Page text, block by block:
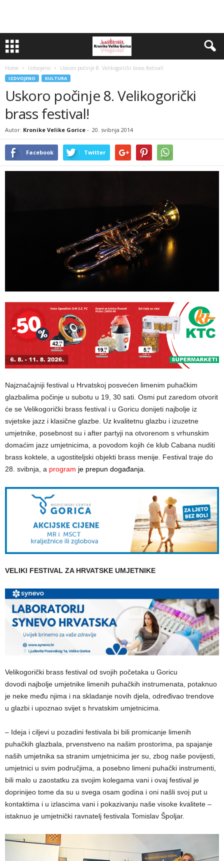
Home Izdvojeno Uskoro počinje 8. Velikogorički brass festival!
IZDVOJENO KULTURA
Uskoro počinje 8. Velikogorički
brass festival!
Autor: Kronike Velike Gorice - 20. svibnja 2014
Facebook Twitter
Najznačajniji festival u Hrvatskoj posvećen limenim puhačkim
glazbalima počinje u subotu u 19, 30 sati. Osmi put zaredom otvorit
će se Velikogorički brass festival i u Goricu donijeti najbolje iz
svjetske jazz i klasične glazbe. Uz kvalitetnu glazbu i izuzetne
umjetnike, posebnost su i after partyji na otvorenom s vrhunskim
domaćim jazz umjetnicima, a povodom kojih će klub Cabana nuditi
brass koktele, a ugostiteljski objekti brass menije. Festival traje do
28. svibnja, a program je prepun događanja.
VELIKI FESTIVAL ZA HRVATSKE UMJETNIKE
Velikogorički brass festival od svojih početaka u Goricu
dovodi najbolje umjetnike limenih puhačkih instrumenata, potaknuo
je neke među njima i na skladanje novih djela, određivao trendove
u glazbi i upoznao svijet s hrvatskim umjetnicima.
– Ideja i ciljevi u pozadini festivala bi bili promicanje limenih
puhačkih glazbala, prvenstveno na našim prostorima, pa spajanje
naših umjetnika sa stranim umjetnicima jer su, zbog naše povijesti,
umjetnici u svim područjima, a posebno limeni puhački instrumenti,
bili malo u zaostatku za svojim kolegama vani i ovaj festival je
doprinijeo tome da su u svega osam godina i oni našli svoj put u
kontaktima i u izlascima vani i pokazivanju naše visoke kvalitete –
istaknuo je umjetnički ravnatelj festivala Tomislav Špoljar.